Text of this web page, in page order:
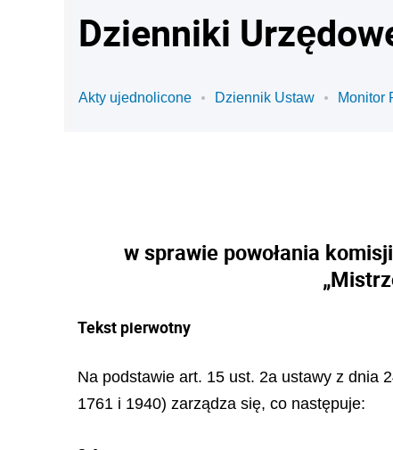
Dzienniki
Akty ujednolicone Dziennik Ustaw Monitor
w sprawie powołania
Tekst pierwotny
Na podstawie art. 15 ust. 2a ustawy z dnia
1761 i 1940) zarządza się, co następuje: